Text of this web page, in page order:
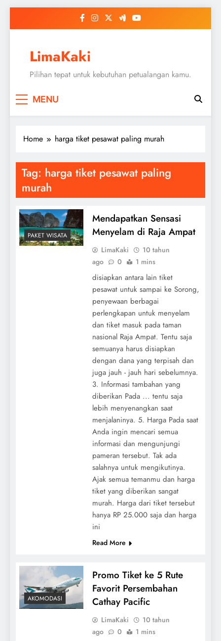
LimaKaki
Pilihan tepat untuk kebutuhan petualangan kamu.
MENU
Home harga tiket pesawat paling murah
Tag: harga tiket pesawat paling
murah
PAKET WISATA
Mendapatkan Sensasi
Menyelam di Raja Ampat
LimaKaki
10 tahun
ago
0 1 mins
disiapkan antara lain tiket
pesawat untuk sampai ke Sorong,
penyewaan berbagai
perlengkapan untuk menyelam
dan tiket masuk pada taman
nasional Raja Ampat. Tentu saja
semuanya harus disiapkan
dengan dana yang terpisah dan
juga jauh - jauh hari sebelumnya.
3. Informasi tambahan yang
diberikan Pada ... tentu saja
lebih menyenangkan saat
menjalaninya. 5. Harga Pada saat
Anda ingin mencari semua
informasi dan mengunjungi
pameran tersebut. Tak ada
salahnya untuk mengikutinya.
Ajak semua temanmu dan harga
tiket yang diberikan sangat
murah. Harga dari tiket tersebut
hanya RP 25.000 saja dan harga
ini
Read More
AKOMODASI
Promo Tiket ke 5 Rute
Favorit Persembahan
Cathay Pacific
LimaKaki
10 tahun
ago
0 1 mins